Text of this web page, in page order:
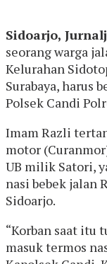
Sidoarjo,
seorang warga
Kelurahan
Surabaya, harus
Polsek Candi
Imam Razli
motor
UB milik Satori,
nasi bebek jalan
Sidoarjo.
“Korban saat itu
masuk termos